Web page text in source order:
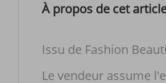
À propos de cet
Issu de Fashion
Le vendeur assume